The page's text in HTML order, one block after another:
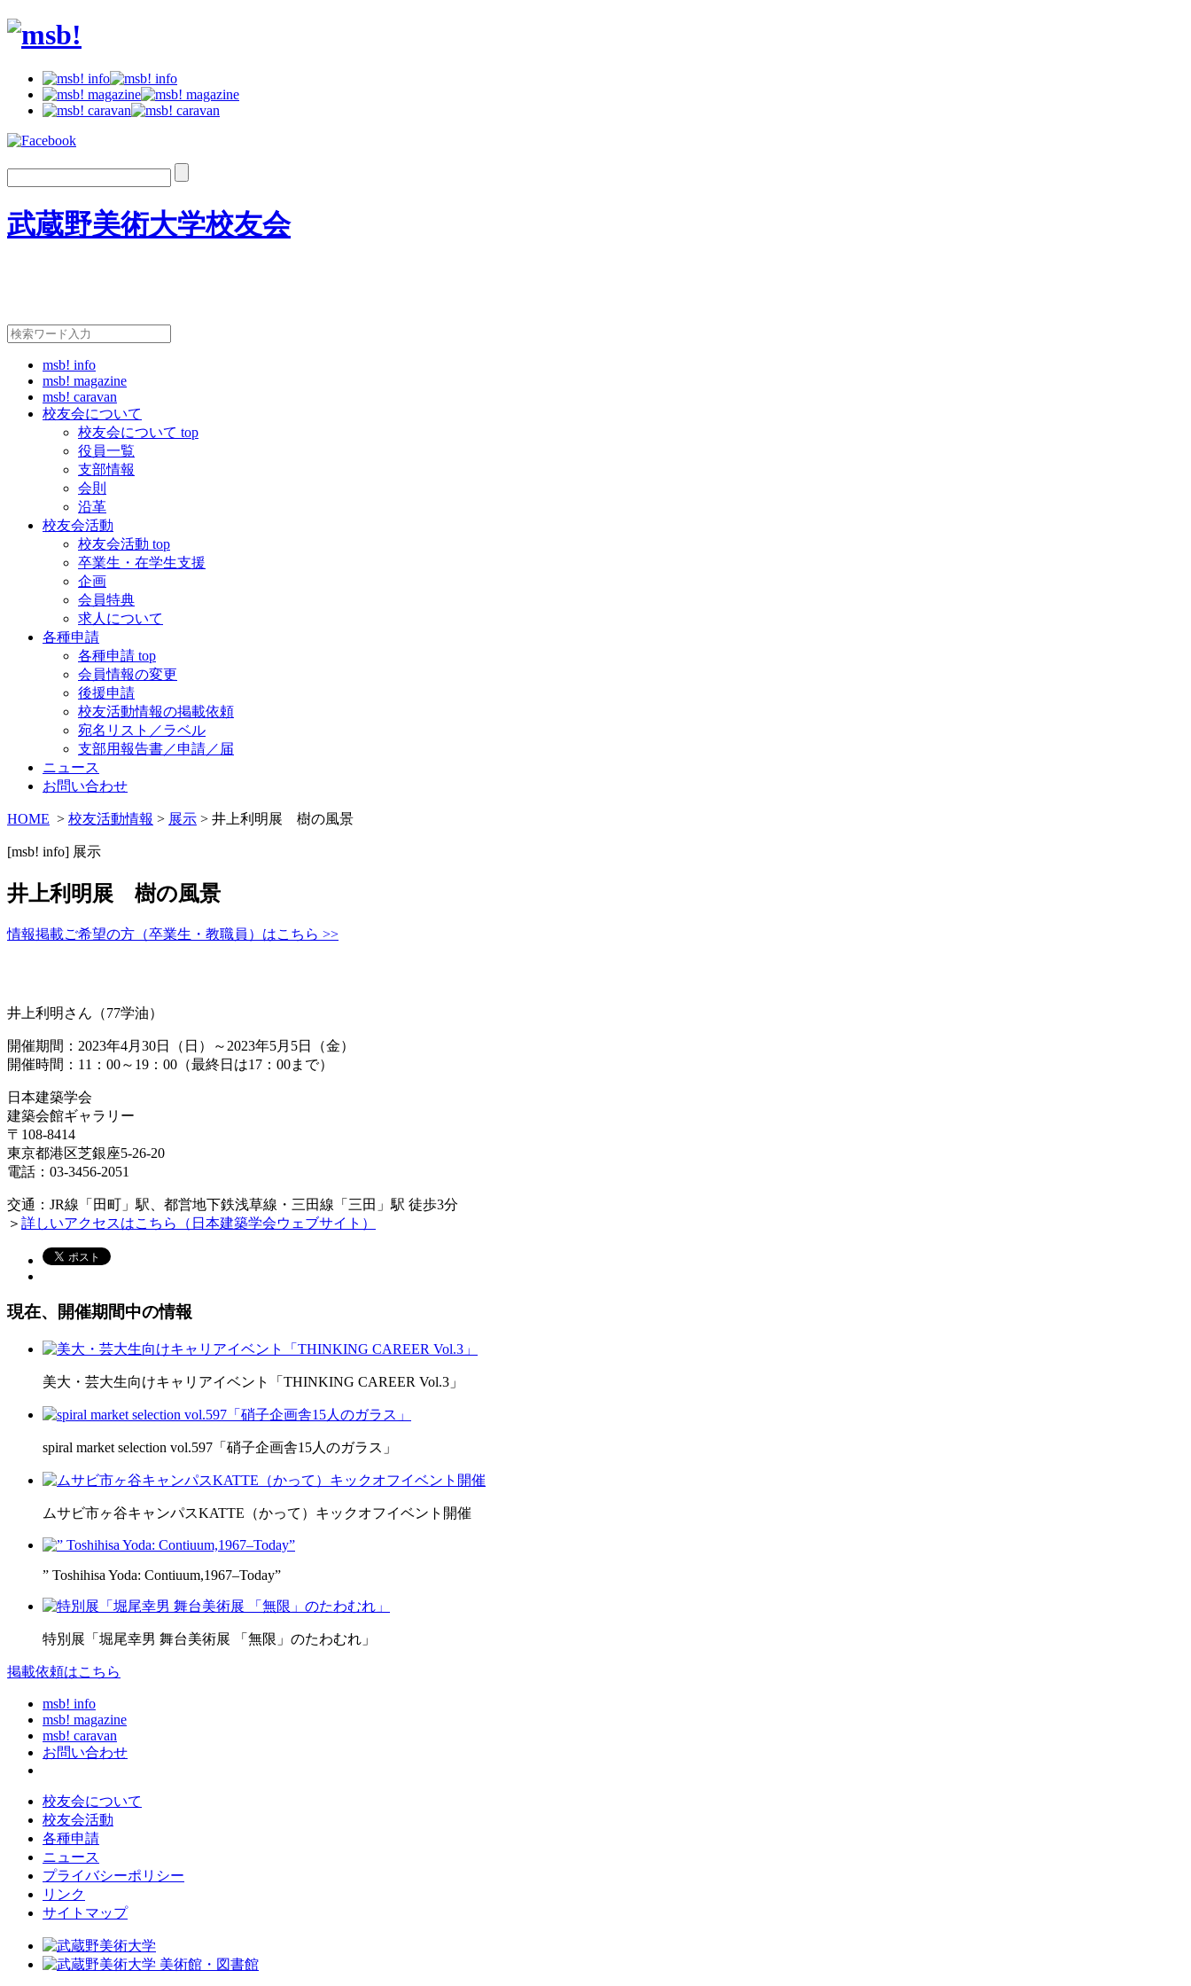
武蔵野美術大学校友会
msb! info
msb! magazine
msb! caravan
校友会について
校友会について top
役員一覧
支部情報
会則
沿革
校友会活動
校友会活動 top
卒業生・在学生支援
企画
会員特典
求人について
各種申請
各種申請 top
会員情報の変更
後援申請
校友活動情報の掲載依頼
宛名リスト／ラベル
支部用報告書／申請／届
ニュース
お問い合わせ
HOME > 校友活動情報 > 展示 > 井上利明展 樹の風景
[msb! info] 展示
井上利明展 樹の風景
情報掲載ご希望の方（卒業生・教職員）はこちら >>
井上利明さん（77学油）
開催期間：2023年4月30日（日）～2023年5月5日（金）
開催時間：11：00～19：00（最終日は17：00まで）
日本建築学会
建築会館ギャラリー
〒108-8414
東京都港区芝銀座5-26-20
電話：03-3456-2051
交通：JR線「田町」駅、都営地下鉄浅草線・三田線「三田」駅 徒歩3分
＞ 詳しいアクセスはこちら（日本建築学会ウェブサイト）
現在、開催期間中の情報
美大・芸大生向けキャリアイベント「THINKING CAREER Vol.3」
spiral market selection vol.597「硝子企画舎15人のガラス」
ムサビ市ヶ谷キャンパスKATTE（かって）キックオフイベント開催
” Toshihisa Yoda: Contiuum,1967–Today”
特別展「堀尾幸男 舞台美術展 「無限」のたわむれ」
掲載依頼はこちら
msb! info
msb! magazine
msb! caravan
お問い合わせ
校友会について
校友会活動
各種申請
ニュース
プライバシーポリシー
リンク
サイトマップ